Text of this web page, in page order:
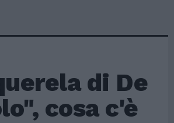
di De
cosa c'è